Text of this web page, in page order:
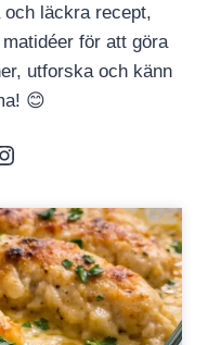
och läckra recept,
för att göra
utforska och känn
😊